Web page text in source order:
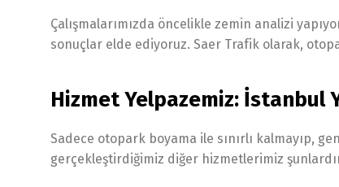
Çalışmalarımızda öncelikle zemin analizi
sonuçlar elde ediyoruz. Saer Trafik olarak,
Hizmet Yelpazemiz: İstanbul
Sadece otopark boyama ile sınırlı kalmayıp,
gerçekleştirdiğimiz diğer hizmetlerimiz